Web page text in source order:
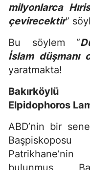
milyonlarca
çevirecektir”
Bu söylem “
İslam düşmanı
yaratmakta!
Bakırköylü
Elpidophoros
ABD’nin bir
bulunmuş,